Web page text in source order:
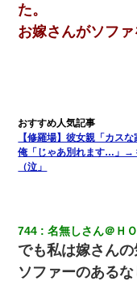
た。
お嫁さんがソファ
【修羅場】彼女親「カス
俺「じゃあ別れます…」→
（泣」
744 名無しさん＠Ｈ
でも私は嫁さん
ソファーのある